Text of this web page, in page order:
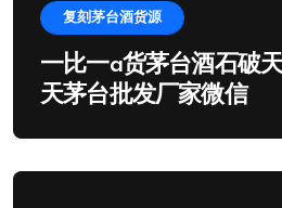
复刻茅台酒货源
一比一a货茅台酒石破
天茅台批发厂家微信